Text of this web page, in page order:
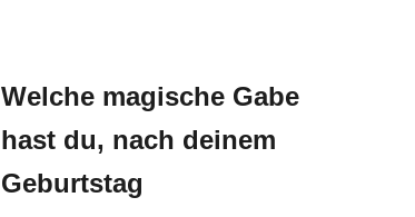
Welche magische Gabe
hast du, nach deinem
Geburtstag